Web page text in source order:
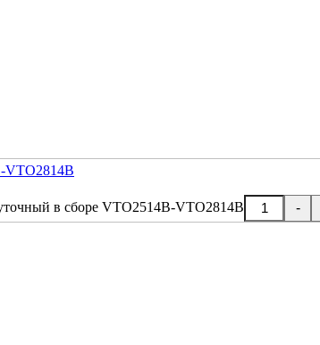
VTO2814B
-
в сборе VTO2514B-VTO2814B